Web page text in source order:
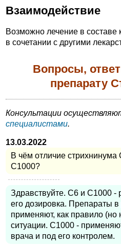
Взаимодействие
Возможно лечение в
в сочетании с другими
Вопросы,
препарату
Консультации
специалистами.
13.03.2022
В чём отличие стрихнинума
С1000?
Здравствуйте. С6 и С1000 -
его дозировка. Препараты
применяют, как правило (но
ситуации. С1000 -
врача и под его контролем.